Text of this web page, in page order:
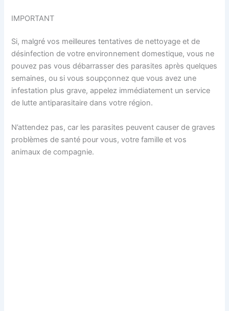
IMPORTANT
Si, malgré vos meilleures tentatives de nettoyage et de
désinfection de votre environnement domestique, vous ne
pouvez pas vous débarrasser des parasites après quelques
semaines, ou si vous soupçonnez que vous avez une
infestation plus grave, appelez immédiatement un service
de lutte antiparasitaire dans votre région.
N’attendez pas, car les parasites peuvent causer de graves
problèmes de santé pour vous, votre famille et vos
animaux de compagnie.